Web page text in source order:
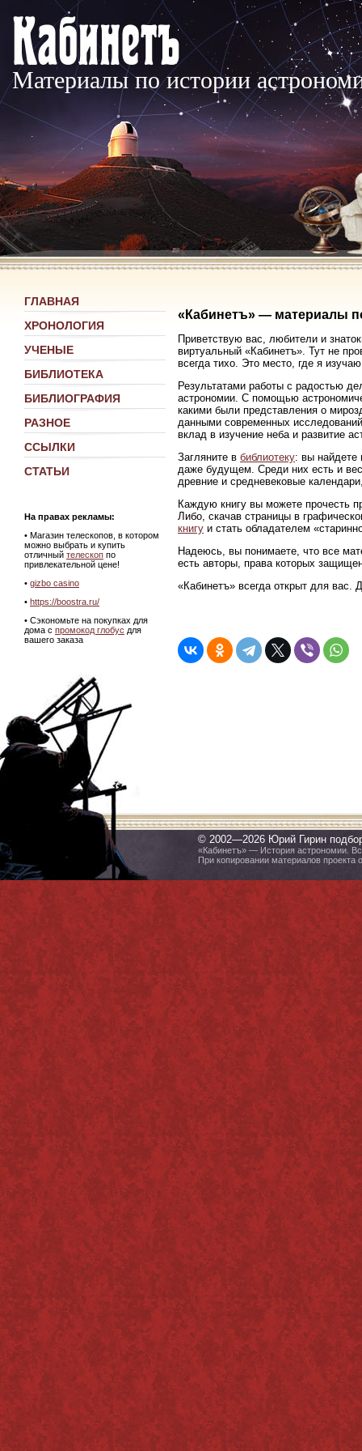
Материалы по истории
ГЛАВНАЯ
ХРОНОЛОГИЯ
УЧЕНЫЕ
БИБЛИОТЕКА
БИБЛИОГРАФИЯ
РАЗНОЕ
ССЫЛКИ
СТАТЬИ
На правах рекламы:
• Магазин телескопов, в котором
можно выбрать и купить
отличный телескоп по
привлекательной цене!
• gizbo casino
• https://boostra.ru/
• Сэкономьте на покупках для
дома с промокод глобус для
вашего заказа
«Кабинетъ» — материалы
Приветствую вас, любители и
виртуальный «Кабинетъ». Тут не
всегда тихо. Это место, где я
Результатами работы с радостью
астрономии. С помощью
какими были представления о
данными современных
вклад в изучение неба и развитие
Загляните в библиотеку: вы найдете
даже будущем. Среди них есть и
древние и средневековые
Каждую книгу вы можете прочесть
Либо, скачав страницы в
книгу и стать обладателем
Надеюсь, вы понимаете, что все
есть авторы, права которых
«Кабинетъ» всегда открыт для вас.
© 2002—2026 Юрий Гирин
«Кабинетъ» — История астрономии.
При копировании материалов проекта